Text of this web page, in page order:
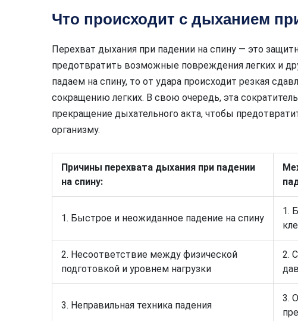
Что происходит с дыханием
Перехват дыхания при падении на спину — это
предотвратить возможные повреждения легких и
падаем на спину, то от удара происходит резкая
сокращению легких. В свою очередь, эта
прекращение дыхательного акта, чтобы
организму.
Причины перехвата дыхания при падении
на спину:
1. Быстрое и неожиданное падение на спину
1.
2. Несоответствие между физической
подготовкой и уровнем нагрузки
2.
3. Неправильная техника падения
3.